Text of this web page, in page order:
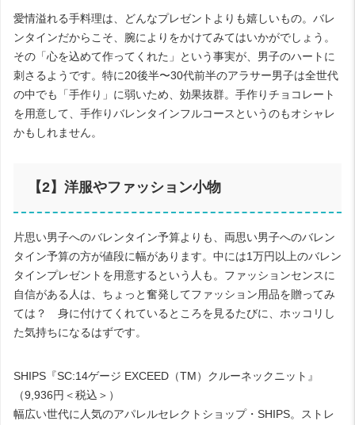
愛情溢れる手料理は、どんなプレゼントよりも嬉しいもの。バレ
ンタインだからこそ、腕によりをかけてみてはいかがでしょう。
その「心を込めて作ってくれた」という事実が、男子のハートに
刺さるようです。特に20後半〜30代前半のアラサー男子は全世代
の中でも「手作り」に弱いため、効果抜群。手作りチョコレート
を用意して、手作りバレンタインフルコースというのもオシャレ
かもしれません。
【2】洋服やファッション小物
片思い男子へのバレンタイン予算よりも、両思い男子へのバレン
タイン予算の方が値段に幅があります。中には1万円以上のバレン
タインプレゼントを用意するという人も。ファッションセンスに
自信がある人は、ちょっと奮発してファッション用品を贈ってみ
ては？ 身に付けてくれているところを見るたびに、ホッコリし
た気持ちになるはずです。
SHIPS 『SC:14ゲージ EXCEED （TM）クルーネックニット』
（9,936円＜税込＞）
幅広い世代に人気のアパレルセレクトショップ・ SHIPS。ストレ